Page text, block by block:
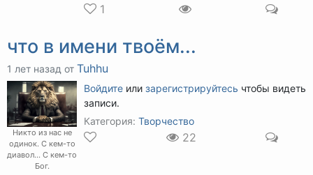
1
что в имени твоём...
1 лет назад от Tuhhu
Никто из нас не
одинок. С кем-то
диавол... С кем-то
Бог.
Войдите или зарегистрируйтесь чтобы видеть
записи.
Категория: Творчество
22